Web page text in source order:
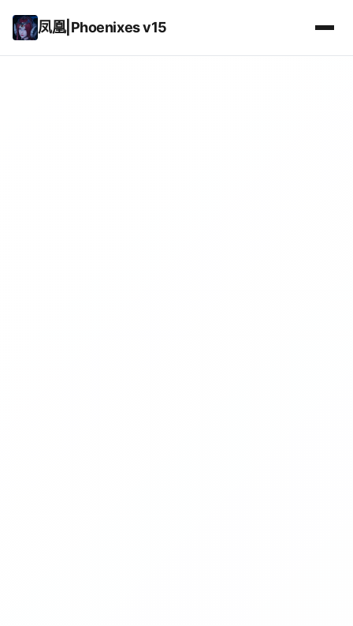
凤凰|Phoenixes v15